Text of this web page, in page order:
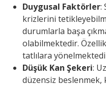
Duygusal Faktörler:
krizlerini
durumlarla başa
olabilmektedir.
tatlılara
Düşük Kan Şekeri:
düzensiz beslenmek,